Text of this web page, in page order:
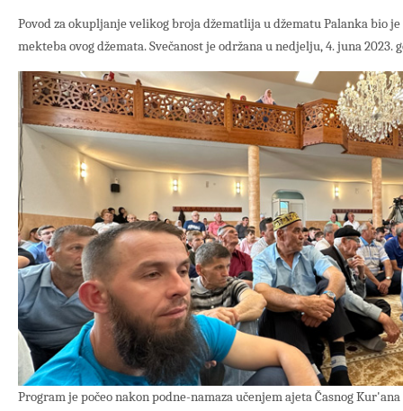
Povod za okupljanje velikog broja džematlija u džematu Palanka bio
mekteba ovog džemata. Svečanost je održana u nedjelju, 4. juna 2023.
Program je počeo nakon podne-namaza učenjem ajeta Časnog